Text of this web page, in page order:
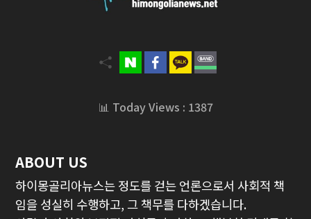
📊 Today Views : 1387
ABOUT US
하이몽골리아뉴스는 정도를 걷는 언론으로서 사회적 책
임을 성실히 수행하고, 그 책무를 다하겠습니다.